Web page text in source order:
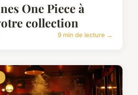
One Piece à
collection
9 min de lecture →